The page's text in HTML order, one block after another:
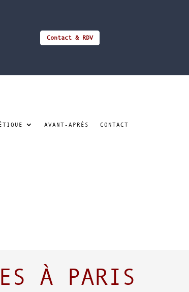
Contact & RDV
AVANT-APRÈS CONTACT
À PARIS